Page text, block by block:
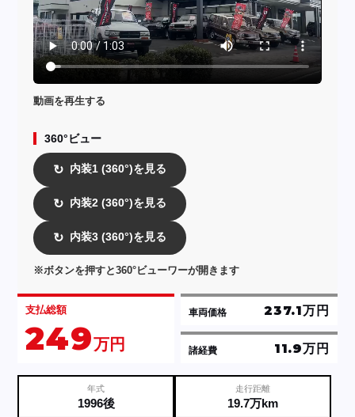
動画を再生する
360°ビュー
↻ 内装1 (360°)を見る
↻ 内装2 (360°)を見る
↻ 内装3 (360°)を見る
※ボタンを押すと360°ビューワーが開きます
支払総額
249万円 諸経費 11.9万円
車両価格 237.1万円
年式
1996後
走行距離
19.7万km